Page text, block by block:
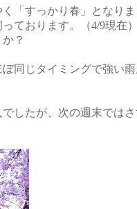
「すっかり春」となり
ております。（4/9現在
？
同じタイミングで強い
したが、次の週末では